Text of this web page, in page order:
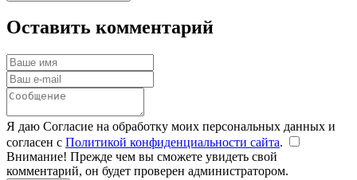
Оставить комментарий
Я даю Согласие на обработку моих персональных данных и
согласен с Политикой конфиденциальности сайта.
Внимание! Прежде чем вы сможете увидеть свой
комментарий, он будет проверен администратором.